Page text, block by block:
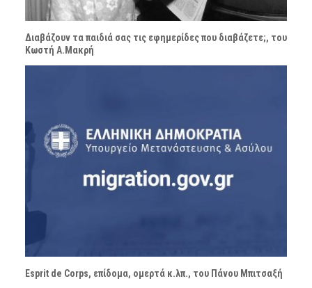
Διαβάζουν τα παιδιά σας τις εφημερίδες που διαβάζετε;, του
Κωστή Α.Μακρή
Esprit de Corps, επίδομα, ομερτά κ.λπ., του Πάνου Μπιτσαξή